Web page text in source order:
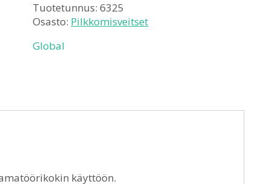
Tuotetunnus: 6325
Osasto: Pilkkomisveitset
Global
käyttöön.